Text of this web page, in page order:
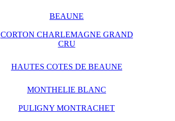
BEAUNE
CORTON CHARLEMAGNE GRAND
CRU
HAUTES COTES DE BEAUNE
MONTHELIE BLANC
PULIGNY MONTRACHET